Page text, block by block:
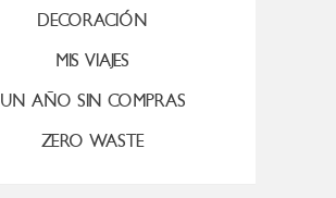
DECORACIÓN
MIS VIAJES
UN AÑO SIN COMPRAS
ZERO WASTE